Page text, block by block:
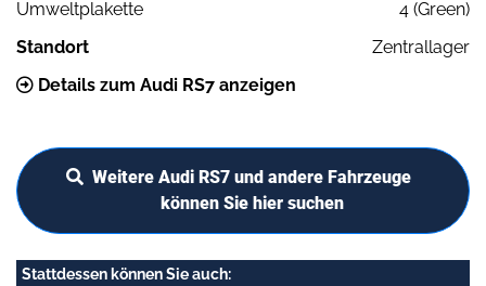
Umweltplakette
4 (Green)
Standort
Zentrallager
Details zum Audi RS7 anzeigen
Weitere Audi RS7 und andere Fahrzeuge
können Sie hier suchen
Stattdessen können Sie auch: